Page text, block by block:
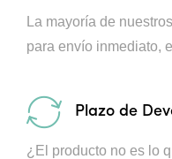
La mayoría de
para envío inmediato,
Plazo de
¿El producto no es lo